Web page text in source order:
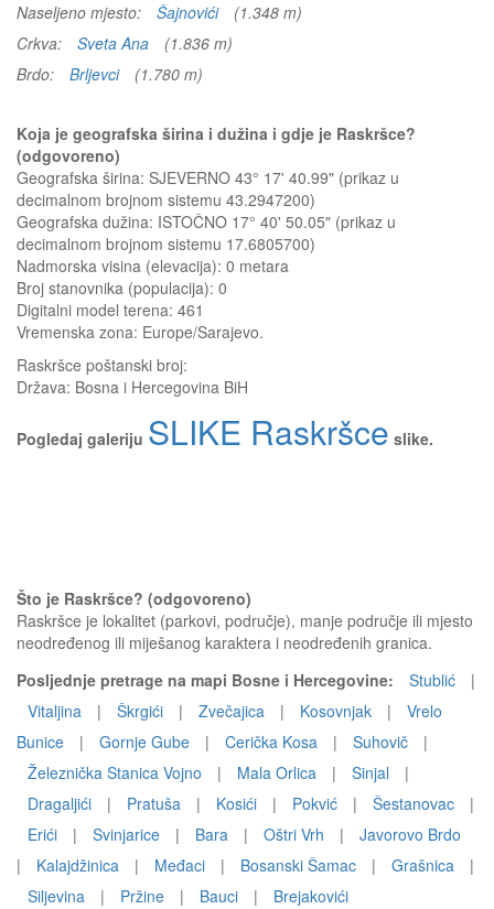
Naseljeno mjesto:
Šajnovići
(1.348 m)
Crkva:
Sveta Ana
(1.836 m)
Brdo:
Brljevci (1.780 m)
Koja je geografska širina i dužina i gdje je Raskršce?
(odgovoreno)
Geografska širina: SJEVERNO 43° 17' 40.99" (prikaz u
decimalnom brojnom sistemu 43.2947200)
Geografska dužina: ISTOČNO 17° 40' 50.05" (prikaz u
decimalnom brojnom sistemu 17.6805700)
Nadmorska visina (elevacija): 0 metara
Broj stanovnika (populacija): 0
Digitalni model terena: 461
Vremenska zona: Europe/Sarajevo.
Raskršce poštanski broj:
Država: Bosna i Hercegovina BiH
Pogledaj galeriju SLIKE Raskršce slike.
Što je Raskršce? (odgovoreno)
Raskršce je lokalitet (parkovi, područje), manje područje ili mjesto
neodređenog ili miješanog karaktera i neodređenih granica.
Posljednje pretrage na mapi Bosne i Hercegovine:
Stublić
|
Vitaljina
| Škrgići | Zvečajica | Kosovnjak |
Vrelo
Bunice
| Gornje Gube | Cerička Kosa | Suhovič
|
Železnička Stanica Vojno
| Mala Orlica | Sinjal
|
Dragaljići
| Pratuša | Kosići | Pokvić | Šestanovac
|
Erići
| Svinjarice | Bara | Oštri Vrh |
Javorovo Brdo
|
Kalajdžinica | Međaci | Bosanski Šamac | Grašnica
|
Siljevina
| Pržine | Bauci | Brejakovići